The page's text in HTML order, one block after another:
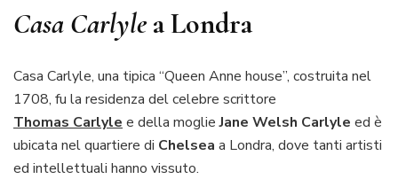
Casa Carlylea Londra
Casa Carlyle, una tipica “Queen Anne house”, costruita nel
1708, fu la residenza del celebre scrittore
Thomas Carlyle e della moglieJane Welsh Carlyle ed è
ubicata nel quartiere di Chelsea a Londra, dove tanti artisti
ed intellettuali hanno vissuto.